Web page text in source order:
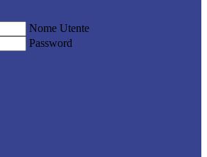
Nome Utente
Password